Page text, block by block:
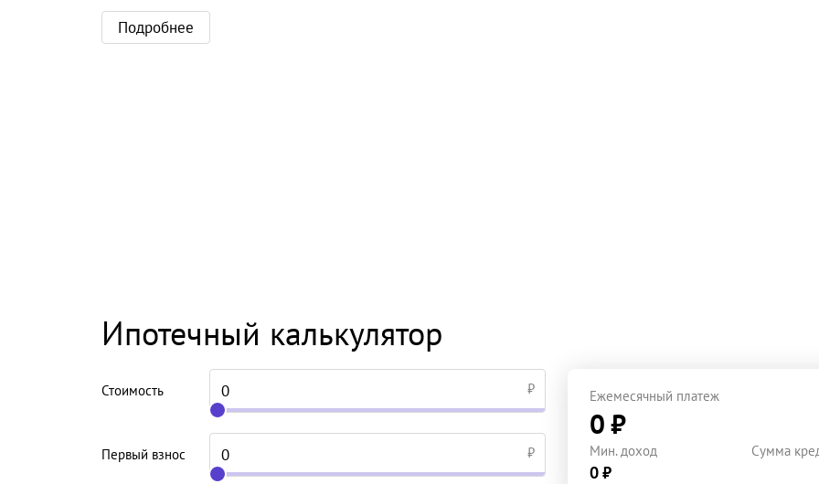
Подробнее
Ипотечный калькулятор
Стоимость ₽
Первый взнос ₽
Ежемесячный платеж
0 ₽
Мин. доход
0 ₽
Сумма